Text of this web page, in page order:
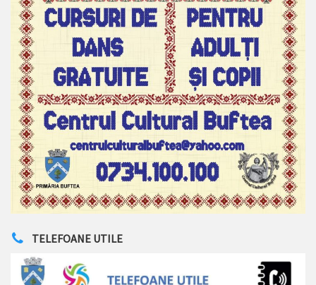
TELEFOANE UTILE